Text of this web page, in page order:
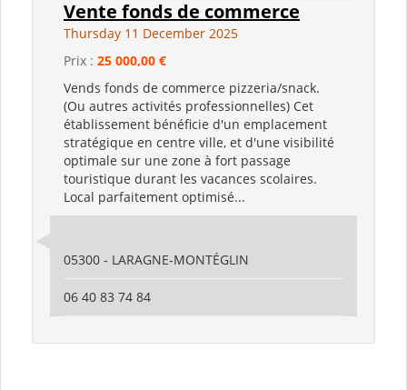
Vente fonds de commerce
Thursday 11 December 2025
Prix : 25 000,00 €
Vends fonds de commerce pizzeria/snack.
(Ou autres activités professionnelles) Cet
établissement bénéficie d'un emplacement
stratégique en centre ville, et d'une visibilité
optimale sur une zone à fort passage
touristique durant les vacances scolaires.
Local parfaitement optimisé...
05300 - LARAGNE-MONTÉGLIN
06 40 83 74 84